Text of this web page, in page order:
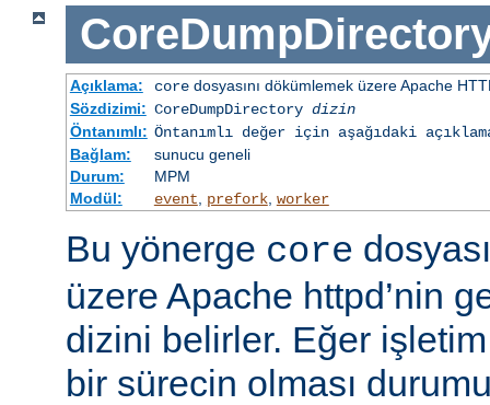
Açıklama: coredosyasını dökümlemek üzere Apache
Sözdizimi: CoreDumpDirectory dizin
Öntanımlı: Öntanımlı değer için aşağıdaki
Bağlam:
sunucu geneli
Durum:
MPM
Modül:
event prefork, worker
Bu yönerge core
üzere Apache httpd’nin
dizini belirler. Eğer
bir sürecin olması